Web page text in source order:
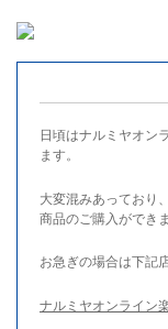
日頃はナルミヤオン
ます。
大変混みあっており
商品のご購入ができ
お急ぎの場合は下記
ナルミヤオンライン